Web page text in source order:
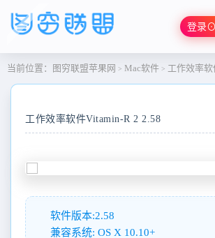
登录
当前位置： 图穷联盟苹果网 > Mac软件 > 工作效率软
工作效率软件Vitamin-R 2 2.58
软件版本:2.58
兼容系统: OS X 10.10+